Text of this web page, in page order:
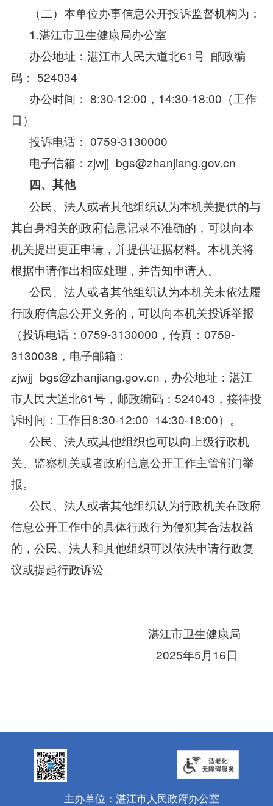
（二）本单位办事信息公开投诉监督机构为：
1.湛江市卫生健康局办公室
办公地址：湛江市人民大道北61号 邮政编
码： 524034
办公时间： 8:30-12:00，14:30-18:00（工作
日）
投诉电话： 0759-3130000
电子信箱：zjwjj_bgs@zhanjiang.gov.cn
四、其他
公民、法人或者其他组织认为本机关提供的与
其自身相关的政府信息记录不准确的，可以向本
机关提出更正申请，并提供证据材料。本机关将
根据申请作出相应处理，并告知申请人。
公民、法人或者其他组织认为本机关未依法履
行政府信息公开义务的，可以向本机关投诉举报
（投诉电话：0759-3130000，传真：0759-
3130038，电子邮箱：
zjwjj_bgs@zhanjiang.gov.cn，办公地址：湛江
市人民大道北61号，邮政编码：524043，接待投
诉时间：工作日8:30-12:00 14:30-18:00）。
公民、法人或其他组织也可以向上级行政机
关、监察机关或者政府信息公开工作主管部门举
报。
公民、法人或者其他组织认为行政机关在政府
信息公开工作中的具体行政行为侵犯其合法权益
的，公民、法人和其他组织可以依法申请行政复
议或提起行政诉讼。
湛江市卫生健康局
2025年5月16日
主办单位：湛江市人民政府办公室